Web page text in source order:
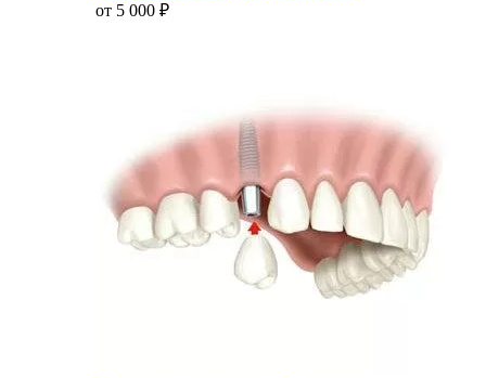
от 5 000 ₽